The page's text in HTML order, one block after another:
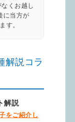
くお越し
に当方が
す。
解説コラ
解説
をご紹介し